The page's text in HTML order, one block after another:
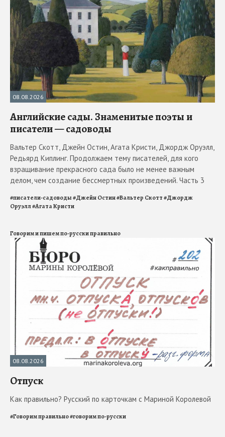
08.08.2026
Английские сады. Знаменитые поэты и
писатели — садоводы
Вальтер Скотт, Джейн Остин, Агата Кристи, Джордж Оруэлл,
Редьярд Киплинг. Продолжаем тему писателей, для кого
взращивание прекрасного сада было не менее важным
делом, чем создание бессмертных произведений. Часть 3
#писатели-садоводы#Джейн Остин#Вальтер Скотт#Джордж
Оруэлл#Агата Кристи
Говорим и пишем по-русски правильно
08.08.2026
Отпуск
Как правильно? Русский по карточкам с Мариной Королевой
#Говорим правильно#говорим по-русски